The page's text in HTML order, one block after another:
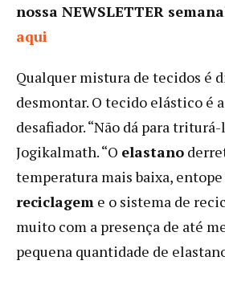
nossa NEWSLETTER
aqui
Qualquer mistura de tecidos é
desmontar. O tecido elástico é
desafiador. “Não dá para triturá-
Jogikalmath. “O elastano
temperatura mais baixa, entope
reciclagem e o sistema de
muito com a presença de até
pequena quantidade de